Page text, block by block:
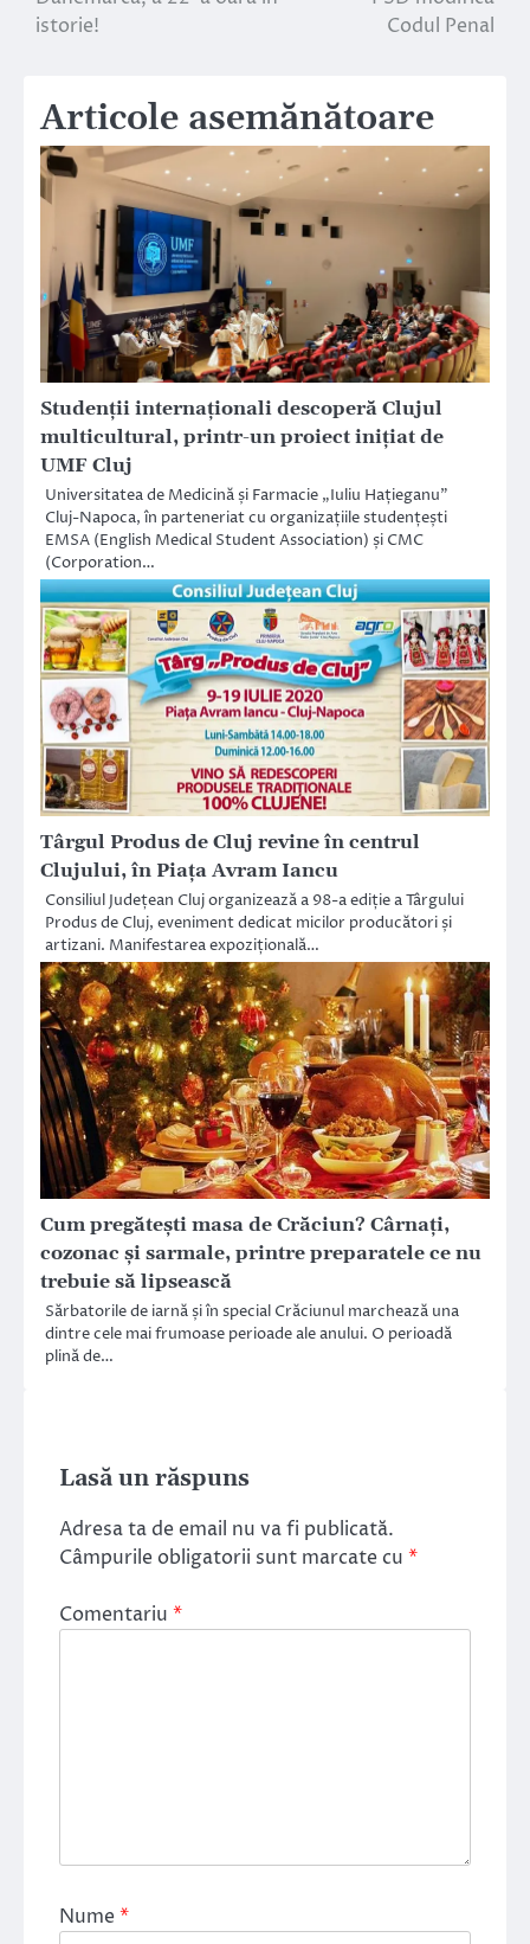
istorie!
Codul Penal
Articole asemănătoare
Studenții internaționali descoperă Clujul
multicultural, printr-un proiect inițiat de
UMF Cluj
Universitatea de Medicină și Farmacie „Iuliu Hațieganu”
Cluj-Napoca, în parteneriat cu organizațiile studențești
EMSA (English Medical Student Association) și CMC
(Corporation…
Târgul Produs de Cluj revine în centrul
Clujului, în Piața Avram Iancu
Consiliul Județean Cluj organizează a 98-a ediție a Târgului
Produs de Cluj, eveniment dedicat micilor producători și
artizani. Manifestarea expozițională…
Cum pregătești masa de Crăciun? Cârnați,
cozonac și sarmale, printre preparatele ce nu
trebuie să lipsească
Sărbatorile de iarnă și în special Crăciunul marchează una
dintre cele mai frumoase perioade ale anului. O perioadă
plină de…
Lasă un răspuns
Adresa ta de email nu va fi publicată.
Câmpurile obligatorii sunt marcate cu *
Comentariu *
Nume*